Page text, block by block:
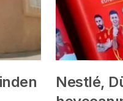
Nestlé,